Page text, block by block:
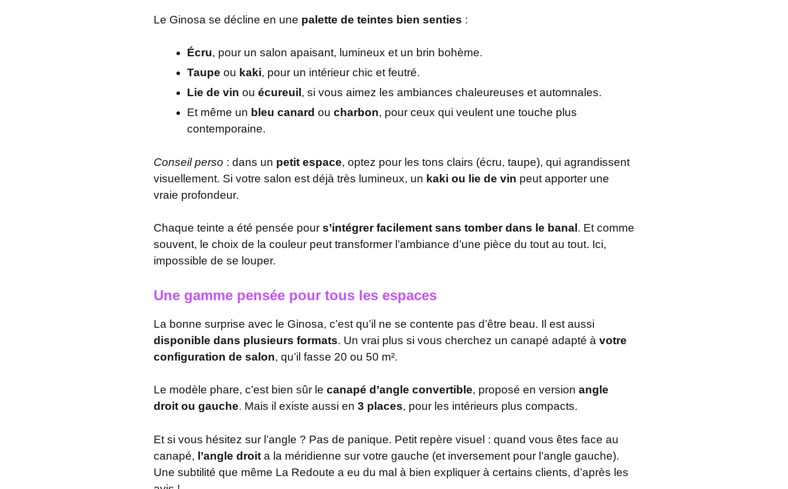
Le Ginosa se décline en une palette de teintes bien senties :
Écru, pour un salon apaisant, lumineux et un brin bohème.
Taupe ou kaki, pour un intérieur chic et feutré.
Lie de vin ou écureuil , si vous aimez les ambiances chaleureuses et automnales.
Et même un bleu canard ou charbon, pour ceux qui veulent une touche plus
contemporaine.
Conseil perso : dans un petit espace, optez pour les tons clairs (écru, taupe), qui agrandissent
visuellement. Si votre salon est déjà très lumineux, un kaki ou lie de vin peut apporter une
vraie profondeur.
Chaque teinte a été pensée pour s’intégrer facilement sans tomber dans le banal . Et comme
souvent, le choix de la couleur peut transformer l’ambiance d’une pièce du tout au tout. Ici,
impossible de se louper.
Une gamme pensée pour tous les espaces
La bonne surprise avec le Ginosa, c’est qu’il ne se contente pas d’être beau. Il est aussi
disponible dans plusieurs formats. Un vrai plus si vous cherchez un canapé adapté à votre
configuration de salon, qu’il fasse 20 ou 50 m².
Le modèle phare, c’est bien sûr le canapé d’angle convertible, proposé en version angle
droit ou gauche. Mais il existe aussi en 3 places, pour les intérieurs plus compacts.
Et si vous hésitez sur l’angle ? Pas de panique. Petit repère visuel : quand vous êtes face au
canapé, l’angle droit a la méridienne sur votre gauche (et inversement pour l’angle gauche).
Une subtilité que même La Redoute a eu du mal à bien expliquer à certains clients, d’après les